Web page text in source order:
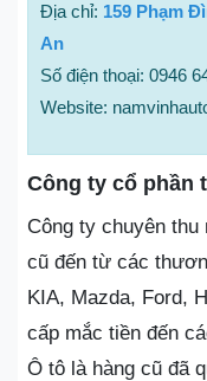
Địa chỉ: 159 Phạm
An
Số điện thoại: 0946
Website:
Công ty cổ phần
Công ty chuyên thu
cũ đến từ các
KIA, Mazda, Ford,
cấp mắc tiền đến
Ô tô là hàng cũ đã